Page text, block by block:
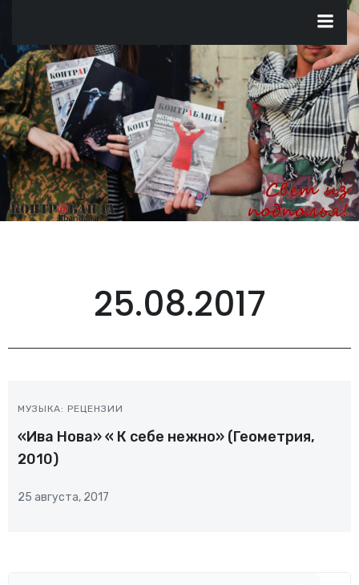
содержимому
25.08.2017
МУЗЫКА: РЕЦЕНЗИИ
«Ива Нова» « К себе нежно» (Геометрия,
2010)
25 августа, 2017